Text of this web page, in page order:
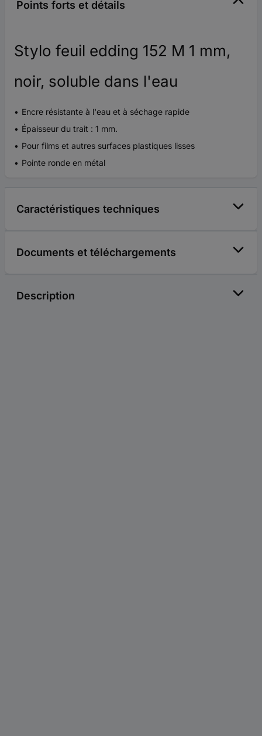
Points forts et détails
Stylo feuil edding 152 M 1 mm,
noir, soluble dans l'eau
Encre résistante à l'eau et à séchage rapide
Épaisseur du trait : 1 mm.
Pour films et autres surfaces plastiques lisses
Pointe ronde en métal
Caractéristiques techniques
Documents et téléchargements
Description